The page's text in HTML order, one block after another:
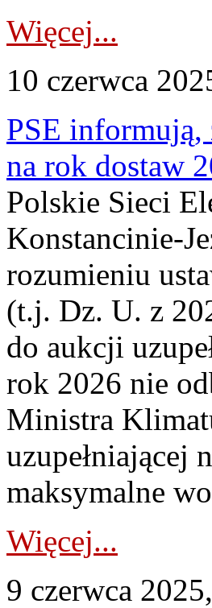
Więcej...
10 czerwca
PSE informują,
na rok dostaw
Polskie Sieci
Konstancinie-
rozumieniu
(t.j. Dz. U. z
do aukcji
rok 2026 nie
Ministra
uzupełniającej
maksymalne
Więcej...
9 czerwca